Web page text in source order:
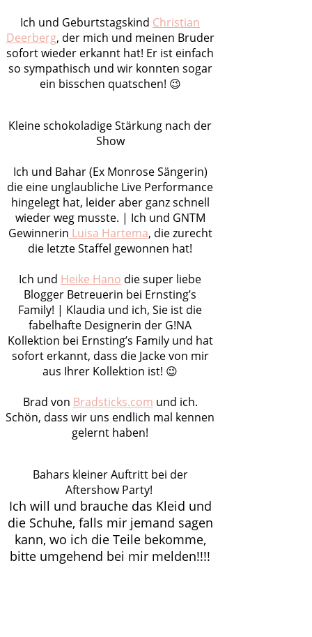
Ich und Geburtstagskind Christian
Deerberg, der mich und meinen Bruder
sofort wieder erkannt hat! Er ist einfach
so sympathisch und wir konnten sogar
ein bisschen quatschen! 😉
Kleine schokoladige Stärkung nach der
Show
Ich und Bahar (Ex Monrose Sängerin)
die eine unglaubliche Live Performance
hingelegt hat, leider aber ganz schnell
wieder weg musste. | Ich und GNTM
Gewinnerin Luisa Hartema, die zurecht
die letzte Staffel gewonnen hat!
Ich und Heike Hano die super liebe
Blogger Betreuerin bei Ernsting’s
Family! | Klaudia und ich, Sie ist die
fabelhafte Designerin der G!NA
Kollektion bei Ernsting’s Family und hat
sofort erkannt, dass die Jacke von mir
aus Ihrer Kollektion ist! 😉
Brad von Bradsticks.com und ich.
Schön, dass wir uns endlich mal kennen
gelernt haben!
Bahars kleiner Auftritt bei der
Aftershow Party!
Ich will und brauche das Kleid und
die Schuhe, falls mir jemand sagen
kann, wo ich die Teile bekomme,
bitte umgehend bei mir melden!!!!